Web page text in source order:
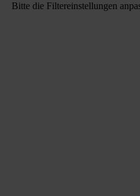
Bitte die Filtereinstellungen